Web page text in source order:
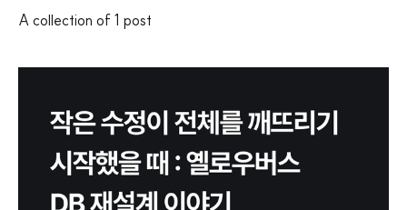
A collection of 1 post